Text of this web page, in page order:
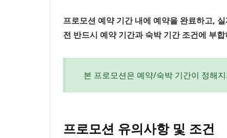
프로모션 예약 기간 내에 예약을 완료하고,
전 반드시 예약 기간과 숙박 기간 조건에 부
본 프로모션은 예약/숙박 기간이 정해
프로모션 유의사항 및 조건